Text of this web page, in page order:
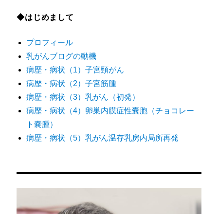
◆はじめまして
プロフィール
乳がんブログの動機
病歴・病状（1）子宮頸がん
病歴・病状（2）子宮筋腫
病歴・病状（3）乳がん（初発）
病歴・病状（4）卵巣内膜症性嚢胞（チョコレー
ト嚢腫）
病歴・病状（5）乳がん温存乳房内局所再発